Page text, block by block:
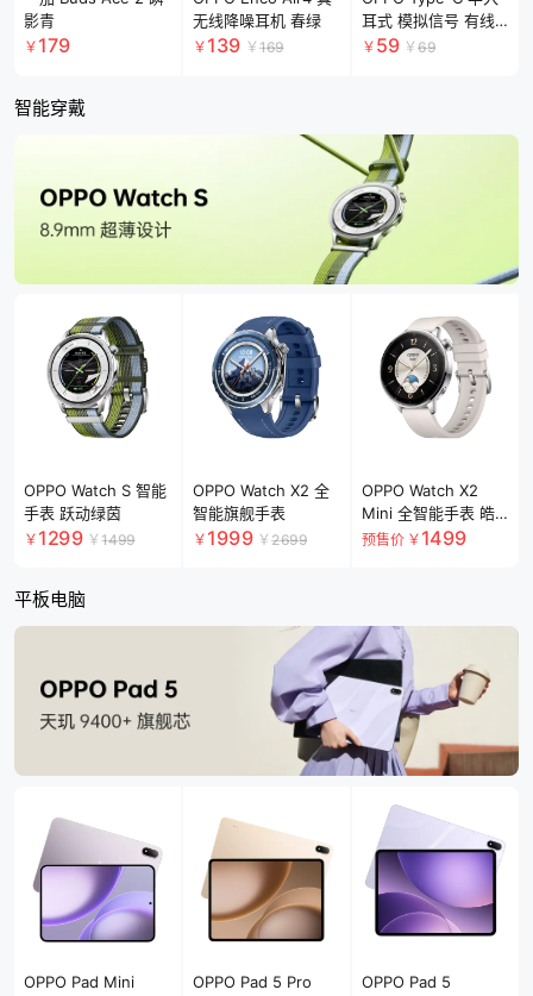
影青
￥ 179
无线降噪耳机 春绿
￥ 139 ￥169
耳式 模拟信号 有线
耳机
￥ 59 ￥69
智能穿戴
OPPO Watch S 智能
手表 跃动绿茵
￥ 1299 ￥1499
OPPO Watch X2 全
智能旗舰手表
￥ 1999 ￥2699
OPPO Watch X2
Mini 全智能手表 皓
月银 官方标配
预售价 ￥ 1499
平板电脑
OPPO Pad Mini OPPO Pad 5 Pro OPPO Pad 5